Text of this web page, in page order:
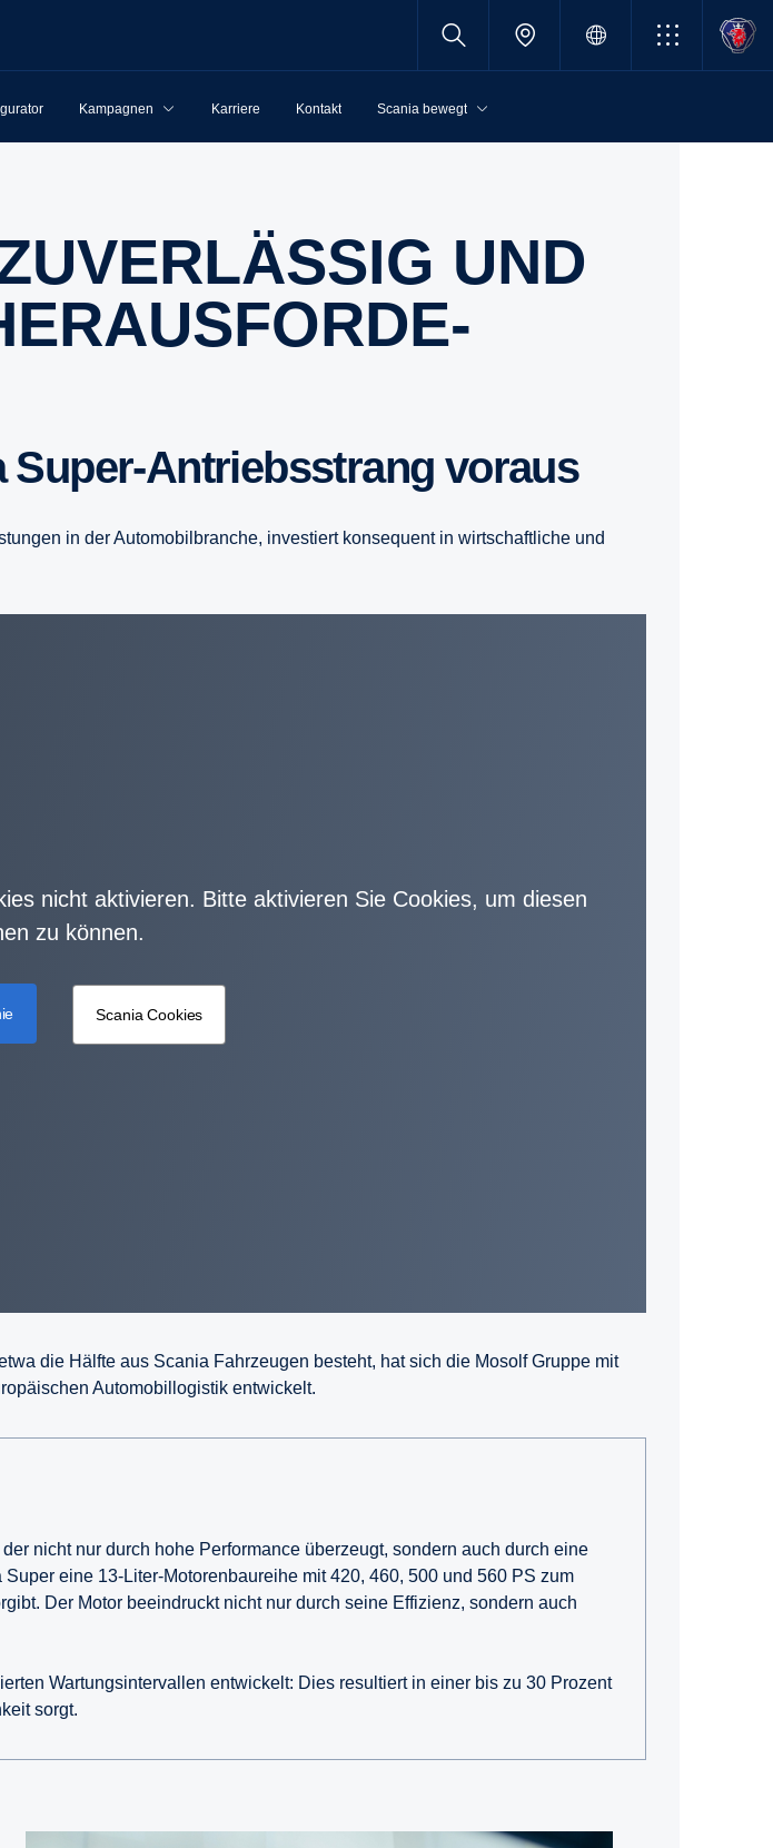
Kampagnen Karriere Kontakt Scania bewegt
Super-​Antriebsstrang voraus
in der Automobilbranche, investiert konsequent in wirtschaftliche und
nicht aktivieren. Bitte aktivieren Sie Cookies, um diesen
zu können.
Scania Cookies
die Hälfte aus Scania Fahrzeugen besteht, hat sich die Mosolf Gruppe mit
Automobillogistik entwickelt.
nicht nur durch hohe Performance überzeugt, sondern auch durch eine
eine 13-Liter-Motorenbaureihe mit 420, 460, 500 und 560 PS zum
Der Motor beeindruckt nicht nur durch seine Effizienz, sondern auch
Wartungsintervallen entwickelt: Dies resultiert in einer bis zu 30 Prozent
sorgt.